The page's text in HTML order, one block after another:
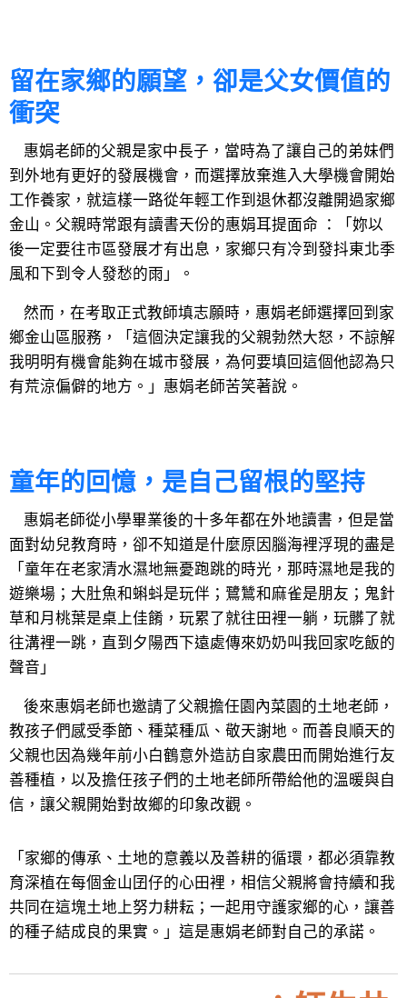
留在家鄉的願望，卻是父女價值的
衝突
惠娟老師的父親是家中長子，當時為了讓自己的弟妹們
到外地有更好的發展機會，而選擇放棄進入大學機會開始
工作養家，就這樣一路從年輕工作到退休都沒離開過家鄉
金山。父親時常跟有讀書天份的惠娟耳提面命 ：「妳以
後一定要往市區發展才有出息，家鄉只有冷到發抖東北季
風和下到令人發愁的雨」。
然而，在考取正式教師填志願時，惠娟老師選擇回到家
鄉金山區服務，「這個決定讓我的父親勃然大怒，不諒解
我明明有機會能夠在城市發展，為何要填回這個他認為只
有荒涼偏僻的地方。」惠娟老師苦笑著說。
童年的回憶，是自己留根的堅持
惠娟老師從小學畢業後的十多年都在外地讀書，但是當
面對幼兒教育時，卻不知道是什麼原因腦海裡浮現的盡是
「童年在老家清水濕地無憂跑跳的時光，那時濕地是我的
遊樂場；大肚魚和蝌蚪是玩伴；鷺鷥和麻雀是朋友；鬼針
草和月桃葉是桌上佳餚，玩累了就往田裡一躺，玩髒了就
往溝裡一跳，直到夕陽西下遠處傳來奶奶叫我回家吃飯的
聲音」
後來惠娟老師也邀請了父親擔任園內菜園的土地老師，
教孩子們感受季節、種菜種瓜、敬天謝地。而善良順天的
父親也因為幾年前小白鶴意外造訪自家農田而開始進行友
善種植，以及擔任孩子們的土地老師所帶給他的溫暖與自
信，讓父親開始對故鄉的印象改觀。
「家鄉的傳承、土地的意義以及善耕的循環，都必須靠教
育深植在每個金山囝仔的心田裡，相信父親將會持續和我
共同在這塊土地上努力耕耘；一起用守護家鄉的心，讓善
的種子結成良的果實。」這是惠娟老師對自己的承諾。